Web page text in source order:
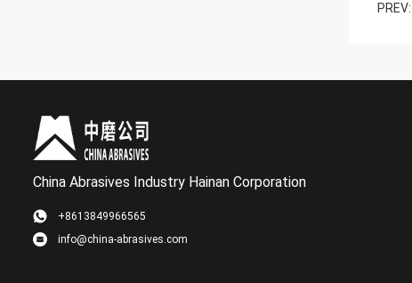
PREV:
China Abrasives Industry Hainan Corporation
+8613849966565
info@china-abrasives.com